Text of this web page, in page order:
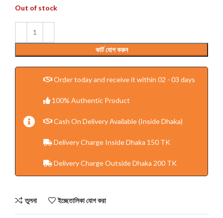
Out of stock
কার্ট যোগ করুন
Order today and receive it within 02 - 03 days
100% Authentic Product
Cash On Delivery Available (Inside Dhaka)
Delivery Charge Inside Dhaka 150 TK
Delivery Charge Outside Dhaka 200 TK
তুলনা ইচ্ছেতালিকা যোগ করা